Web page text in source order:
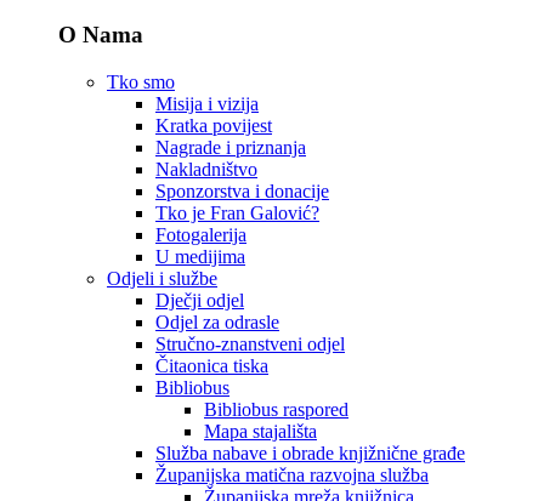
O Nama
Tko smo
Misija i vizija
Kratka povijest
Nagrade i priznanja
Nakladništvo
Sponzorstva i donacije
Tko je Fran Galović?
Fotogalerija
U medijima
Odjeli i službe
Dječji odjel
Odjel za odrasle
Stručno-znanstveni odjel
Čitaonica tiska
Bibliobus
Bibliobus raspored
Mapa stajališta
Služba nabave i obrade knjižnične građe
Županijska matična razvojna služba
Županijska mreža knjižnica